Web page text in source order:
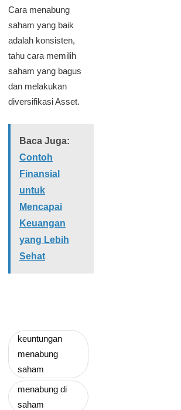
Cara menabung
saham yang baik
adalah konsisten,
tahu cara memilih
saham yang bagus
dan melakukan
diversifikasi Asset.
Baca Juga:
Contoh
Finansial
untuk
Mencapai
Keuangan
yang Lebih
Sehat
keuntungan
menabung
saham
menabung di
saham